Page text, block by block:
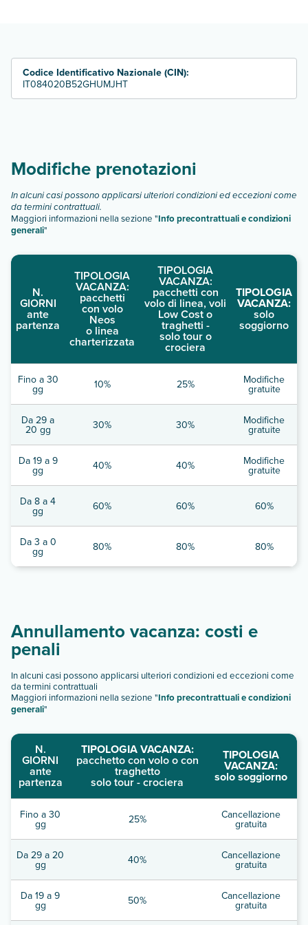
Codice Identificativo Nazionale (CIN):
IT084020B52GHUMJHT
Modifiche prenotazioni
In alcuni casi possono applicarsi ulteriori condizioni ed eccezioni come
da termini contrattuali.
Maggiori informazioni nella sezione "Info precontrattuali e condizioni
generali"
N.
GIORNI
ante
partenza
TIPOLOGIA
VACANZA:
pacchetti
con volo
Neos
o linea
charterizzata
TIPOLOGIA
VACANZA:
pacchetti con
volo di linea, voli
Low Cost o
traghetti -
solo tour o
crociera
TIPOLOGIA
VACANZA:
solo
soggiorno
Fino a 30
gg 10% 25% Modifiche
gratuite
Da 29 a
20 gg 30% 30% Modifiche
gratuite
Da 19 a 9
gg 40% 40% Modifiche
gratuite
Da 8 a 4
gg 60% 60% 60%
Da 3 a 0
gg 80% 80% 80%
Annullamento vacanza: costi e
penali
In alcuni casi possono applicarsi ulteriori condizioni ed eccezioni come
da termini contrattuali
Maggiori informazioni nella sezione "Info precontrattuali e condizioni
generali"
N.
GIORNI
ante
partenza
TIPOLOGIA VACANZA:
pacchetto con volo o con
traghetto
solo tour - crociera
TIPOLOGIA
VACANZA:
solo soggiorno
Fino a 30
gg 25% Cancellazione
gratuita
Da 29 a 20
gg 40% Cancellazione
gratuita
Da 19 a 9
gg 50% Cancellazione
gratuita